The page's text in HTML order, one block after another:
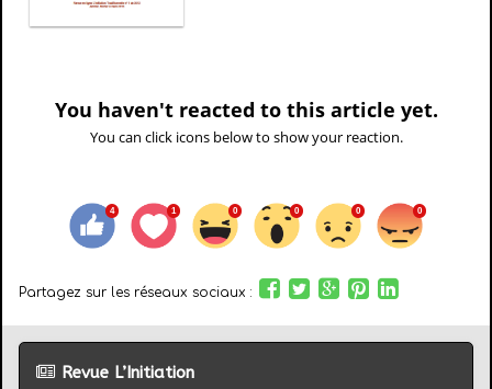
You haven't reacted to this article yet.
You can click icons below to show your reaction.
Partagez sur les réseaux sociaux :
Revue L’Initiation